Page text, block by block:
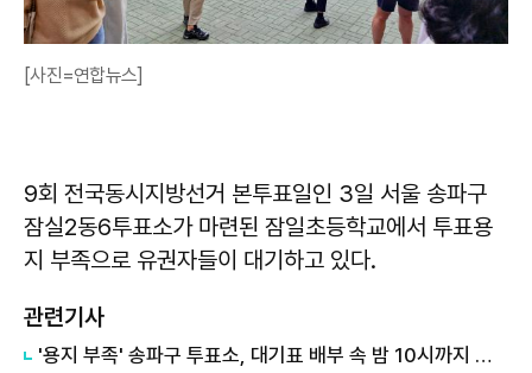
[사진=연합뉴스]
9회 전국동시지방선거 본투표일인 3일 서울 송파구
잠실2동6투표소가 마련된 잠일초등학교에서 투표용
지 부족으로 유권자들이 대기하고 있다.
관련기사
'용지 부족' 송파구 투표소, 대기표 배부 속 밤 10시까지 투표 연장 外